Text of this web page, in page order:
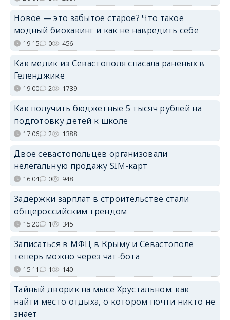
Новое — это забытое старое? Что такое
модный биохакинг и как не навредить себе
19:15 0 456
Как медик из Севастополя спасала раненых в
Геленджике
19:00 2 1739
Как получить бюджетные 5 тысяч рублей на
подготовку детей к школе
17:06 2 1388
Двое севастопольцев организовали
нелегальную продажу SIM-карт
16:04 0 948
Задержки зарплат в строительстве стали
общероссийским трендом
15:20 1 345
Записаться в МФЦ в Крыму и Севастополе
теперь можно через чат-бота
15:11 1 140
Тайный дворик на мысе Хрустальном: как
найти место отдыха, о котором почти никто не
знает